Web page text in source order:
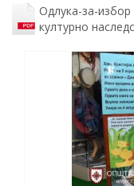
Одлука-за-
културно